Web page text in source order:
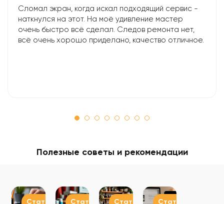
Сломал экран, когда искал подходящий сервис -
наткнулся на этот. На моё удивление мастер
очень быстро всё сделал. Следов ремонта нет,
всё очень хорошо приделано, качество отличное.
Полезные советы и рекомендации
Статьи Статьи Статьи Статьи